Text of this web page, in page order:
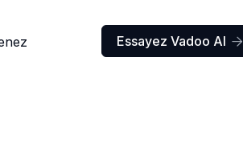
Essayez Vadoo AI 